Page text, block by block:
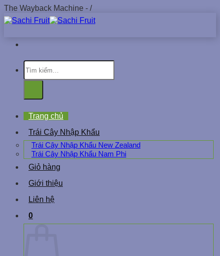
The Wayback Machine - /
Chuyển
đến
dung
Tìm
kiếm:
Trang chủ
Trái Cây Nhập Khẩu
Trái Cây Nhập Khẩu New Zealand
Trái Cây Nhập Khẩu Nam Phi
Giỏ hàng
Giới thiệu
Liên hệ
0